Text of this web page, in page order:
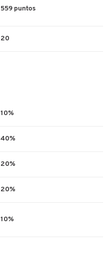
559 puntos
20
10%
40%
20%
20%
10%